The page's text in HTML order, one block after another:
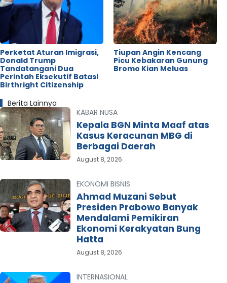
Perketat Aturan Imigrasi,
Donald Trump
Tandatangani Dua
Perintah Eksekutif Batasi
Birthright Citizenship
Tiupan Angin Kencang
Picu Kebakaran Gunung
Bromo Kian Meluas
Berita Lainnya
KABAR NUSA
Kepala BGN Minta Maaf atas
Kasus Keracunan MBG di
Berbagai Daerah
August 8, 2026
EKONOMI BISNIS
Ahmad Muzani Sebut
Presiden Prabowo Banyak
Mendalami Pemikiran
Ekonomi Kerakyatan Bung
Hatta
August 8, 2026
INTERNASIONAL